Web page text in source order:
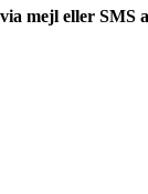
mejl eller SMS